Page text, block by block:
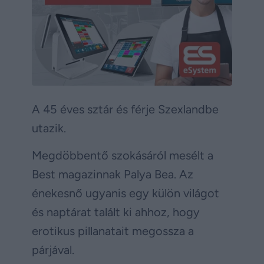
A 45 éves sztár és férje Szexlandbe
utazik.
Megdöbbentő szokásáról mesélt a
Best magazinnak Palya Bea. Az
énekesnő ugyanis egy külön világot
és naptárat talált ki ahhoz, hogy
erotikus pillanatait megossza a
párjával.